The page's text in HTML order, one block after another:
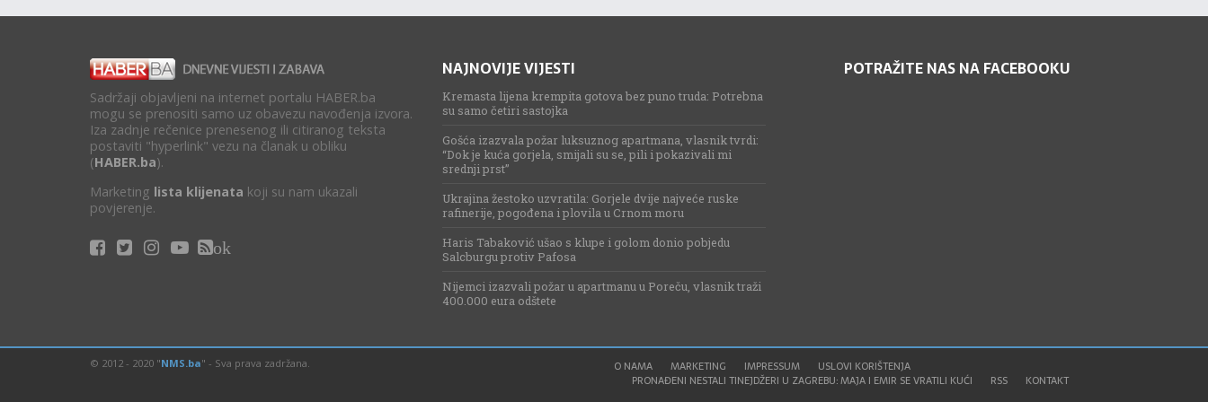
Sadržaji objavljeni na internet portalu HABER.ba
mogu se prenositi samo uz obavezu navođenja izvora.
Iza zadnje rečenice prenesenog ili citiranog teksta
postaviti "hyperlink" vezu na članak u obliku
(HABER.ba).
Marketing lista klijenata koji su nam ukazali
povjerenje.
ok
NAJNOVIJE VIJESTI
Kremasta lijena krempita gotova bez puno truda: Potrebna
su samo četiri sastojka
Gošća izazvala požar luksuznog apartmana, vlasnik tvrdi:
“Dok je kuća gorjela, smijali su se, pili i pokazivali mi
srednji prst”
Ukrajina žestoko uzvratila: Gorjele dvije najveće ruske
rafinerije, pogođena i plovila u Crnom moru
Haris Tabaković ušao s klupe i golom donio pobjedu
Salcburgu protiv Pafosa
Nijemci izazvali požar u apartmanu u Poreču, vlasnik traži
400.000 eura odštete
POTRAŽITE NAS NA FACEBOOKU
O NAMA MARKETING IMPRESSUM
USLOVI KORIŠTENJA
PRONAĐENI NESTALI TINEJDŽERI U ZAGREBU: MAJA I EMIR SE VRATILI KUĆI
RSS KONTAKT
© 2012 - 2020 "NMS.ba" - Sva prava zadržana.